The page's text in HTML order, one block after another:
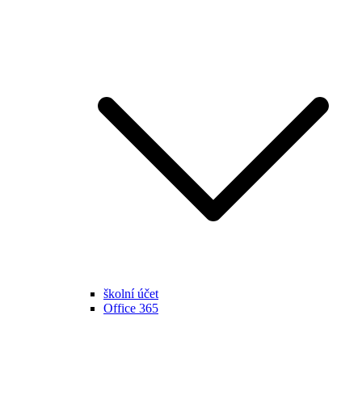
školní účet
Office 365